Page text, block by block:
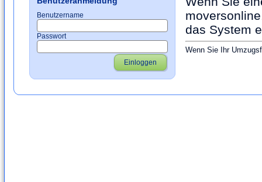
Benutzername
Passwort
Einloggen
das System
Wenn Sie Ihr